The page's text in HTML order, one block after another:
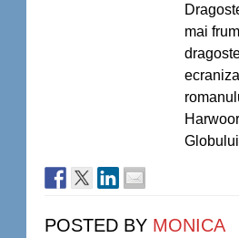
mai
POSTED BY MONICA